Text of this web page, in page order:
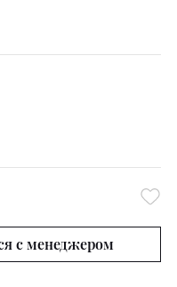
с менеджером